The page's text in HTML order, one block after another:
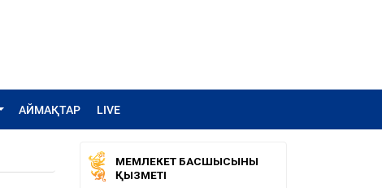
АЙМАҚТАР LIVE
МЕМЛЕКЕТ БАСШЫСЫНЫҢ
ҚЫЗМЕТІ